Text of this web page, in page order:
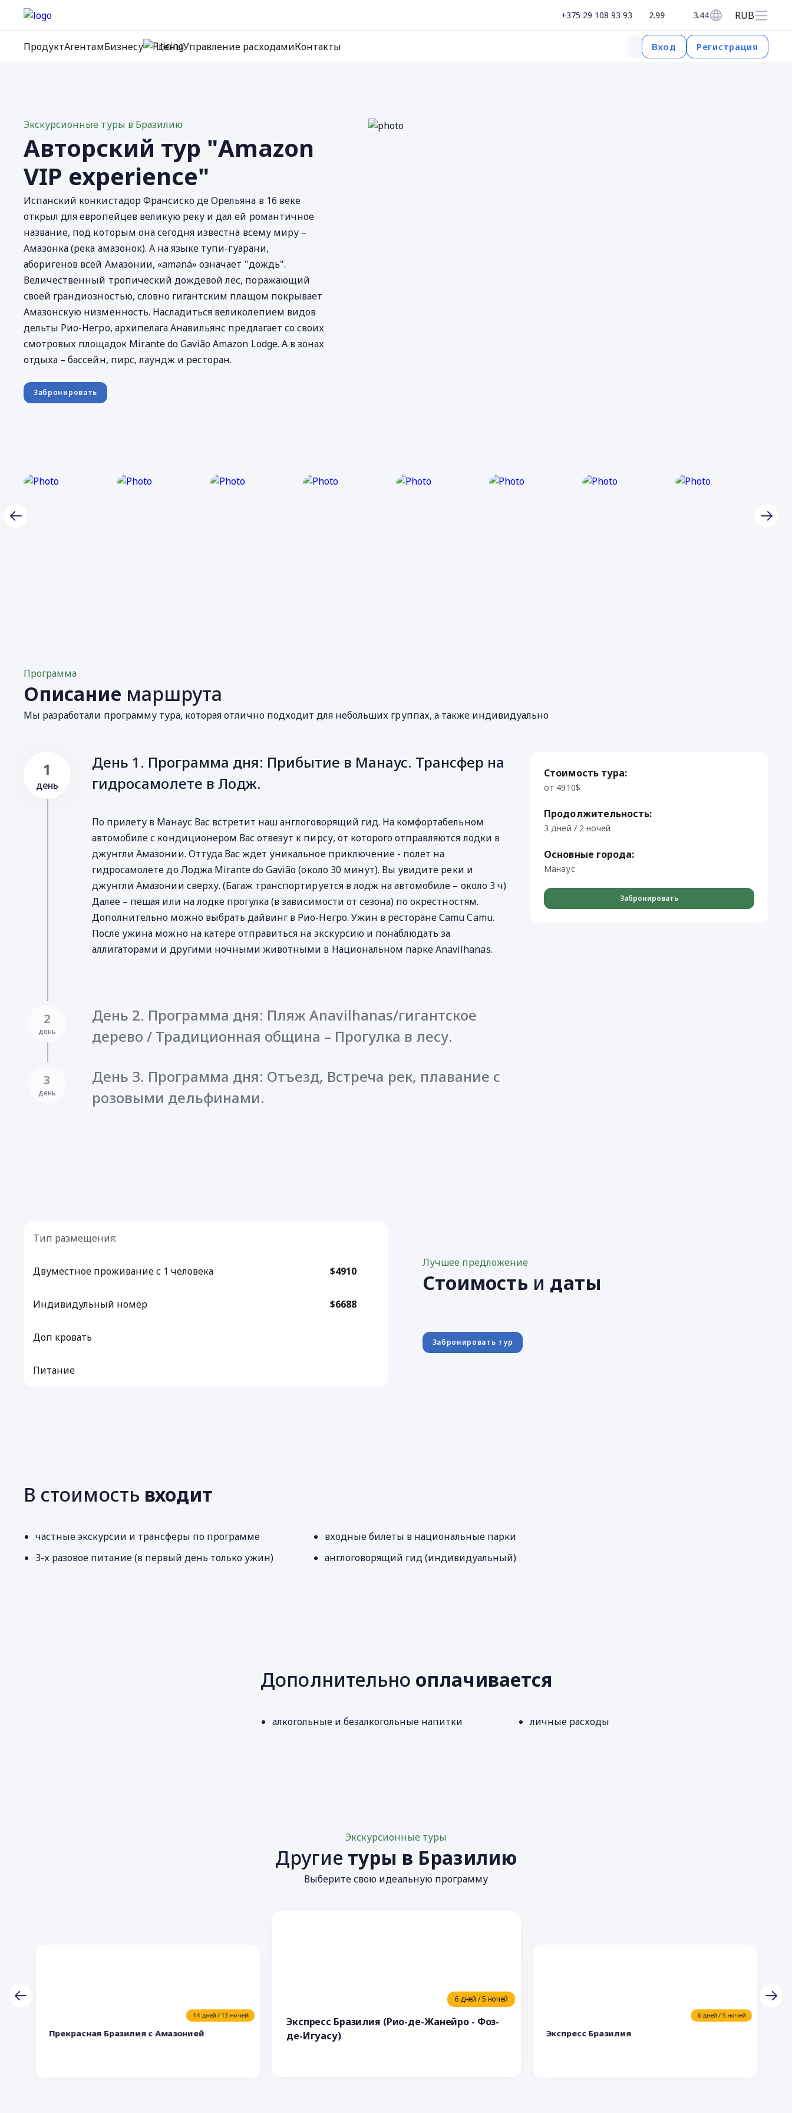
+375 29 108 93 93 2.99 3.44 RUB
ПродуктАгентамБизнесу ЦеныУправление расходамиКонтакты Вход Регистрация
Экскурсионные туры в Бразилию
Авторский тур "Amazon
VIP experience"
Испанский конкистадор Франсиско де Орельяна в 16 веке
открыл для европейцев великую реку и дал ей романтичное
название, под которым она сегодня известна всему миру –
Амазонка (река амазонок). А на языке тупи-гуарани,
аборигенов всей Амазонии, «amaná» означает "дождь".
Величественный тропический дождевой лес, поражающий
своей грандиозностью, словно гигантским плащом покрывает
Амазонскую низменность. Насладиться великолепием видов
дельты Рио-Негро, архипелага Анавильянс предлагает со своих
смотровых площадок Mirante do Gavião Amazon Lodge. А в зонах
отдыха – бассейн, пирс, лаундж и ресторан.
Забронировать
Программа
Описание маршрута
Мы разработали программу тура, которая отлично подходит для небольших группах, а также индивидуально
1
день
День 1. Программа дня: Прибытие в Манаус. Трансфер на
гидросамолете в Лодж.
По прилету в Манаус Вас встретит наш англоговорящий гид. На комфортабельном
автомобиле с кондиционером Вас отвезут к пирсу, от которого отправляются лодки в
джунгли Амазонии. Оттуда Вас ждет уникальное приключение - полет на
гидросамолете до Лоджа Mirante do Gavião (около 30 минут). Вы увидите реки и
джунгли Амазонии сверху. (Багаж транспортируется в лодж на автомобиле – около 3 ч)
Далее – пешая или на лодке прогулка (в зависимости от сезона) по окрестностям.
Дополнительно можно выбрать дайвинг в Рио-Негро. Ужин в ресторане Camu Camu.
После ужина можно на катере отправиться на экскурсию и понаблюдать за
аллигаторами и другими ночными животными в Национальном парке Anavilhanas.
2
день
День 2. Программа дня: Пляж Anavilhanas/гигантское
дерево / Традиционная община – Прогулка в лесу.
3
день
День 3. Программа дня: Отъезд, Встреча рек, плавание с
розовыми дельфинами.
Стоимость тура:
от 4910$
Продолжительность:
3 дней / 2 ночей
Основные города:
Манаус
Забронировать
Тип размещения:
Двуместное проживание с 1 человека $4910
Индивидульный номер $6688
Доп кровать
Питание
Лучшее предложение
Стоимость и даты
Забронировать тур
В стоимость входит
частные экскурсии и трансферы по программе
3-х разовое питание (в первый день только ужин)
входные билеты в национальные парки
англоговорящий гид (индивидуальный)
Дополнительно оплачивается
алкогольные и безалкогольные напитки личные расходы
Экскурсионные туры
Другие туры в Бразилию
Выберите свою идеальную программу
14 дней / 13 ночей
Прекрасная Бразилия с Амазонией
6 дней / 5 ночей
Экспресс Бразилия (Рио-де-Жанейро - Фоз-
де-Игуасу)
6 дней / 5 ночей
Экспресс Бразилия